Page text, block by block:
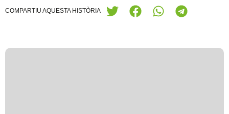
COMPARTIU AQUESTA HISTÒRIA